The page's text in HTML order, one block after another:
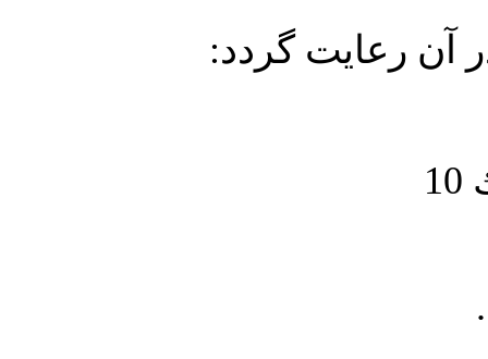
آن رعايت گردد: